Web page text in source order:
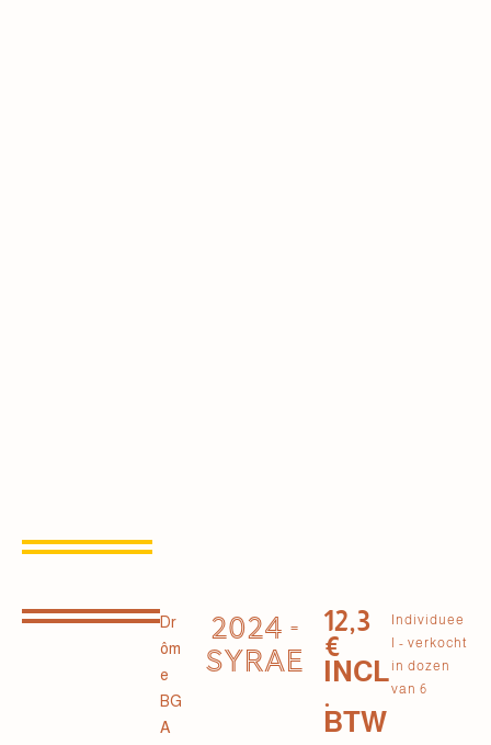
Dr
ôm
e
BG
A
2024 -
SYRAE
12,3
€
INCL
.
BTW
Individuee
l - verkocht
in dozen
van 6